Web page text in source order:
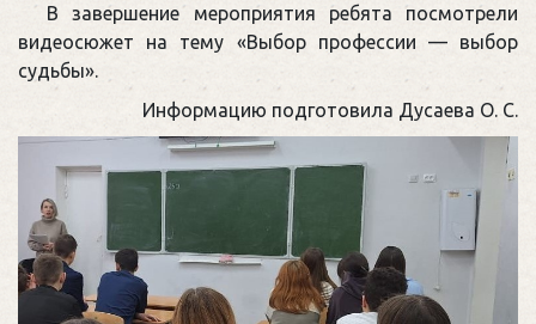
В завершение мероприятия ребята посмотрели
видеосюжет на тему «Выбор профессии — выбор
судьбы».
Информацию подготовила Дусаева О. С.